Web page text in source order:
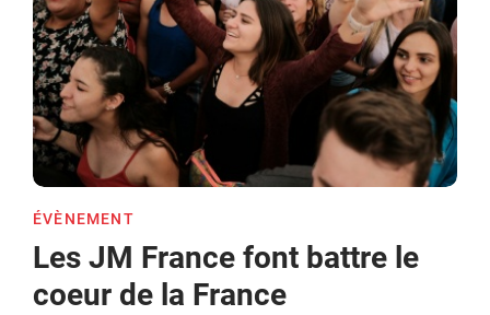
ÉVÈNEMENT
Les JM France font battre le
coeur de la France